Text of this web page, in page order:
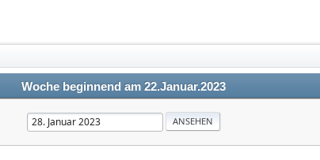
Woche beginnend am 22.Januar.2023